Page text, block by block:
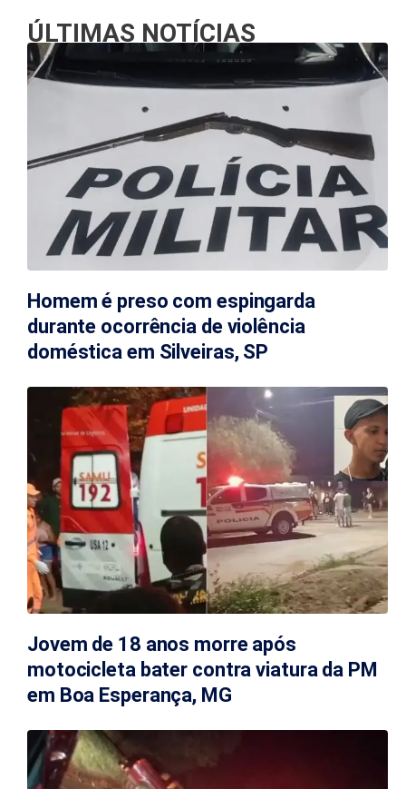
ÚLTIMAS NOTÍCIAS
Homem é preso com espingarda
durante ocorrência de violência
doméstica em Silveiras, SP
Jovem de 18 anos morre após
motocicleta bater contra viatura da PM
em Boa Esperança, MG